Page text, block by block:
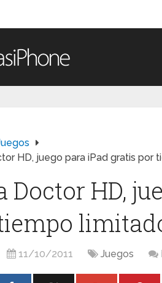
HD, juego para iPad gratis por
Doctor HD,
11/10/2011 Juegos